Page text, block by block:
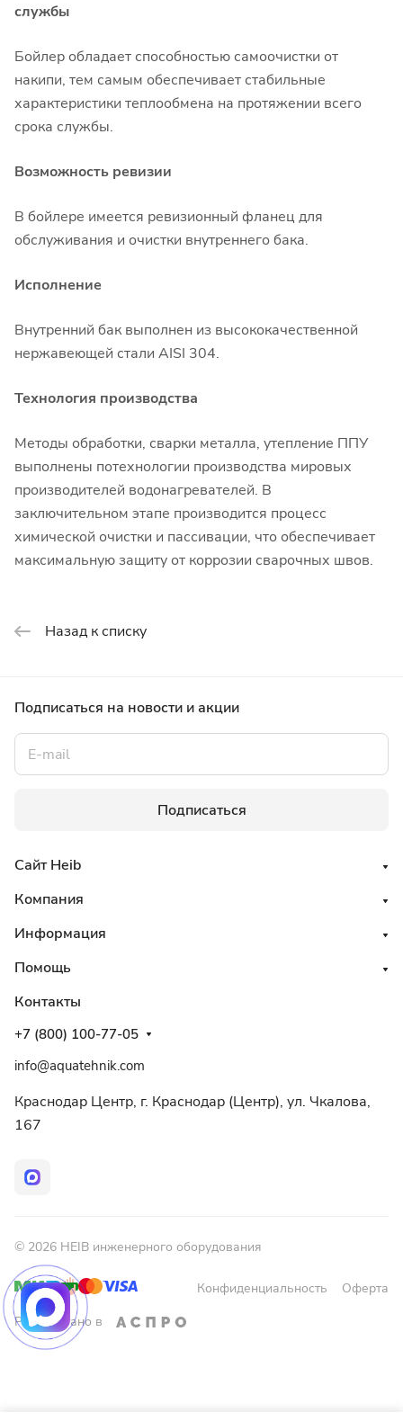
службы
Бойлер обладает способностью самоочистки от
накипи, тем самым обеспечивает стабильные
характеристики теплообмена на протяжении всего
срока службы.
Возможность ревизии
В бойлере имеется ревизионный фланец для
обслуживания и очистки внутреннего бака.
Исполнение
Внутренний бак выполнен из высококачественной
нержавеющей стали AISI 304.
Технология производства
Методы обработки, сварки металла, утепление ППУ
выполнены потехнологии производства мировых
производителей водонагревателей. В
заключительном этапе производится процесс
химической очистки и пассивации, что обеспечивает
максимальную защиту от коррозии сварочных швов.
Назад к списку
Подписаться на новости и акции
Подписаться
Сайт Heib
Компания
Информация
Помощь
Контакты
+7 (800) 100-77-05
info@aquatehnik.com
Краснодар Центр, г. Краснодар (Центр), ул. Чкалова,
167
© 2026 HEIB инженерного оборудования
Конфиденциальность
Оферта
Разработано в